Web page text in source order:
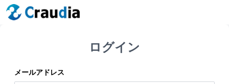
ログイン
メールアドレス